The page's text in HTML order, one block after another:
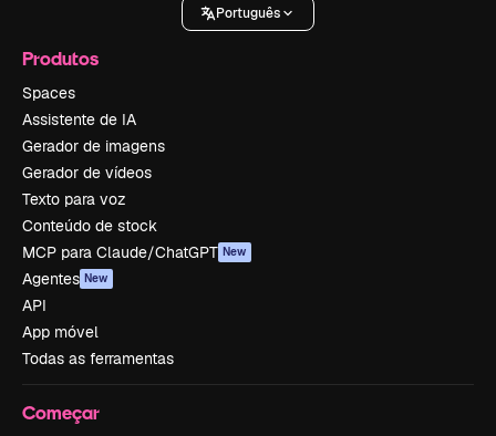
Português
Produtos
Spaces
Assistente de IA
Gerador de imagens
Gerador de vídeos
Texto para voz
Conteúdo de stock
MCP para Claude/ChatGPT New
Agentes New
API
App móvel
Todas as ferramentas
Começar